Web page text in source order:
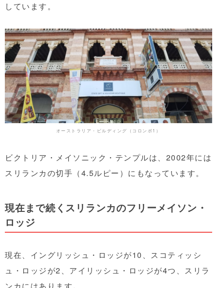
しています。
オーストラリア・ビルディング（コロンボ1）
ビクトリア・メイソニック・テンプルは、2002年には
スリランカの切手（4.5ルピー）にもなっています。
現在まで続くスリランカのフリーメイソン・
ロッジ
現在、イングリッシュ・ロッジが10、スコティッシ
ュ・ロッジが2、アイリッシュ・ロッジが4つ、スリラ
ンカにはあります。